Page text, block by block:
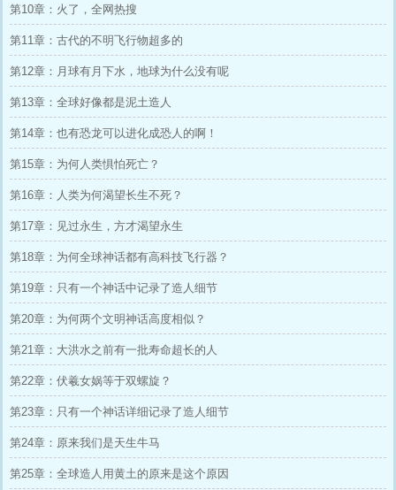
第10章：火了，全网热搜
第11章：古代的不明飞行物超多的
第12章：月球有月下水，地球为什么没有呢
第13章：全球好像都是泥土造人
第14章：也有恐龙可以进化成恐人的啊！
第15章：为何人类惧怕死亡？
第16章：人类为何渴望长生不死？
第17章：见过永生，方才渴望永生
第18章：为何全球神话都有高科技飞行器？
第19章：只有一个神话中记录了造人细节
第20章：为何两个文明神话高度相似？
第21章：大洪水之前有一批寿命超长的人
第22章：伏羲女娲等于双螺旋？
第23章：只有一个神话详细记录了造人细节
第24章：原来我们是天生牛马
第25章：全球造人用黄土的原来是这个原因